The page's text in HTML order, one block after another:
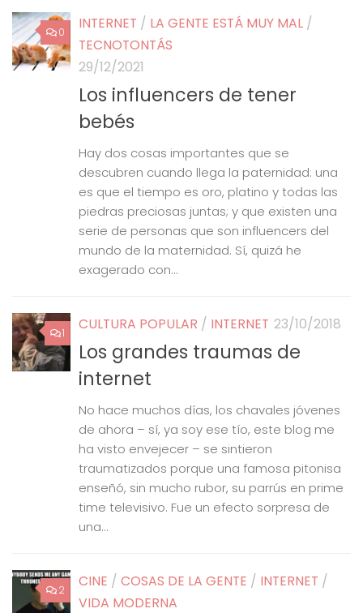
0 INTERNET / LA GENTE ESTÁ MUY MAL /
TECNOTONTÁS
29/12/2021
Los influencers de tener
bebés
Hay dos cosas importantes que se
descubren cuando llega la paternidad: una
es que el tiempo es oro, platino y todas las
piedras preciosas juntas; y que existen una
serie de personas que son influencers del
mundo de la maternidad. Sí, quizá he
exagerado con...
1 CULTURA POPULAR / INTERNET 23/10/2018
Los grandes traumas de
internet
No hace muchos días, los chavales jóvenes
de ahora – sí, ya soy ese tío, este blog me
ha visto envejecer – se sintieron
traumatizados porque una famosa pitonisa
enseñó, sin mucho rubor, su parrús en prime
time televisivo. Fue un efecto sorpresa de
una...
2 CINE / COSAS DE LA GENTE / INTERNET /
VIDA MODERNA